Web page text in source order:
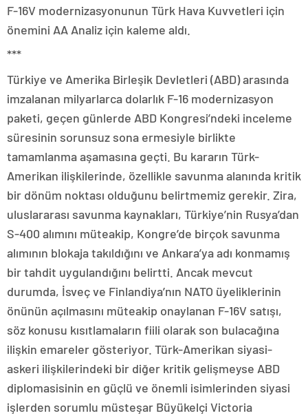
F-16V modernizasyonunun Türk Hava Kuvvetleri için
önemini AA Analiz için kaleme aldı.
***
Türkiye ve Amerika Birleşik Devletleri (ABD) arasında
imzalanan milyarlarca dolarlık F-16 modernizasyon
paketi, geçen günlerde ABD Kongresi’ndeki inceleme
süresinin sorunsuz sona ermesiyle birlikte
tamamlanma aşamasına geçti. Bu kararın Türk-
Amerikan ilişkilerinde, özellikle savunma alanında kritik
bir dönüm noktası olduğunu belirtmemiz gerekir. Zira,
uluslararası savunma kaynakları, Türkiye’nin Rusya’dan
S-400 alımını müteakip, Kongre’de birçok savunma
alımının blokaja takıldığını ve Ankara’ya adı konmamış
bir tahdit uygulandığını belirtti. Ancak mevcut
durumda, İsveç ve Finlandiya’nın NATO üyeliklerinin
önünün açılmasını müteakip onaylanan F-16V satışı,
söz konusu kısıtlamaların fiili olarak son bulacağına
ilişkin emareler gösteriyor. Türk-Amerikan siyasi-
askeri ilişkilerindeki bir diğer kritik gelişmeyse ABD
diplomasisinin en güçlü ve önemli isimlerinden siyasi
işlerden sorumlu müsteşar Büyükelçi Victoria